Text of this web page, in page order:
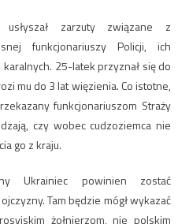
zarzuty związane z
funkcjonariuszy Policji, ich
25-latek przyznał się do
mu do 3 lat więzienia. Co istotne,
funkcjonariuszom Straży
czy wobec cudzoziemca nie
go z kraju.
Ukrainiec powinien zostać
Tam będzie mógł wykazać
żołnierzom, nie polskim